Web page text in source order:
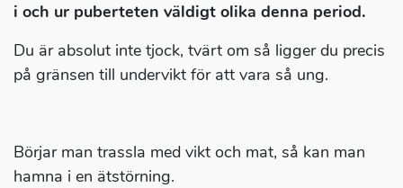
i och ur puberteten väldigt olika denna period.
Du är absolut inte tjock, tvärt om så ligger du precis
på gränsen till undervikt för att vara så ung.
Börjar man trassla med vikt och mat, så kan man
hamna i en ätstörning.